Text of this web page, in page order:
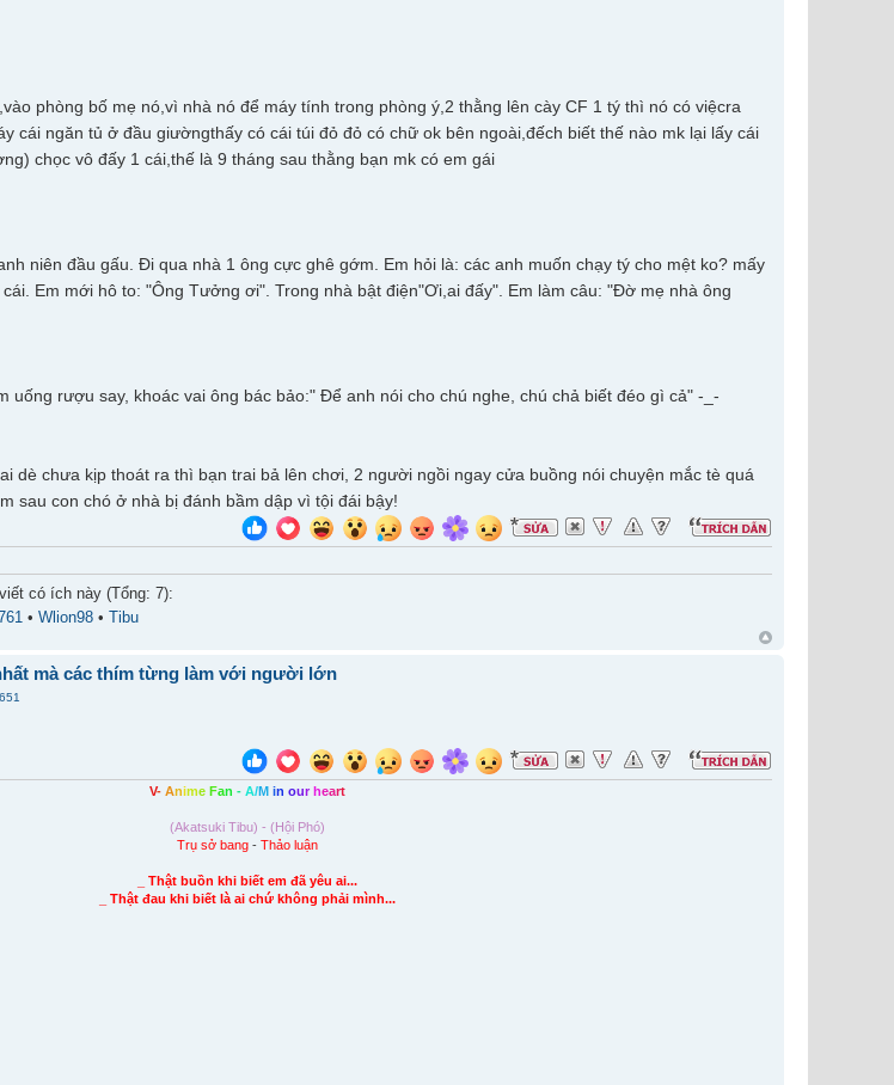
phòng bố mẹ nó,vì nhà nó để máy tính trong phòng ý,2 thằng lên cày CF 1 tý thì nó có việcra
cái ngăn tủ ở đầu giườngthấy có cái túi đỏ đỏ có chữ ok bên ngoài,đếch biết thế nào mk lại lấy cái
chọc vô đấy 1 cái,thế là 9 tháng sau thằng bạn mk có em gái
niên đầu gấu. Đi qua nhà 1 ông cực ghê gớm. Em hỏi là: các anh muốn chạy tý cho mệt ko? mấy
Em mới hô to: "Ông Tưởng ơi". Trong nhà bật điện"Ơi,ai đấy". Em làm câu: "Đờ mẹ nhà ông
uống rượu say, khoác vai ông bác bảo:" Để anh nói cho chú nghe, chú chả biết đéo gì cả" -_-
dè chưa kịp thoát ra thì bạn trai bả lên chơi, 2 người ngồi ngay cửa buồng nói chuyện mắc tè quá
sau con chó ở nhà bị đánh bầm dập vì tội đái bậy!
có ích này (Tổng: 7):
•Wlion98 • Tibu
mà các thím từng làm với người lớn
V- Anime Fan - A/M in our heart
(Akatsuki Tibu) - (Hội Phó)
Trụ sở bang -Thảo luận
_ Thật buồn khi biết em đã yêu ai...
_ Thật đau khi biết là ai chứ không phải mình...